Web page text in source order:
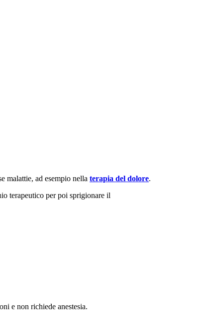
malattie, ad esempio nella terapia del dolore.
terapeutico per poi sprigionare il
e non richiede anestesia.